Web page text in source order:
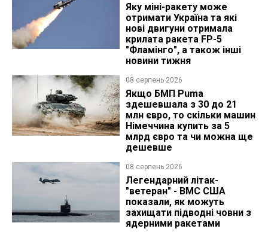
Яку міні-ракету може
отримати Україна та які
нові двигуни отримала
крилата ракета FP-5
"Фламінго", а також інші
новини тижня
08 серпень 2026
Якщо БМП Puma
здешевшала з 30 до 21
млн євро, то скільки машин
Німеччина купить за 5
млрд євро та чи можна ще
дешевше
08 серпень 2026
Легендарний літак-
"ветеран" - ВМС США
показали, як можуть
захищати підводні човни з
ядерними ракетами